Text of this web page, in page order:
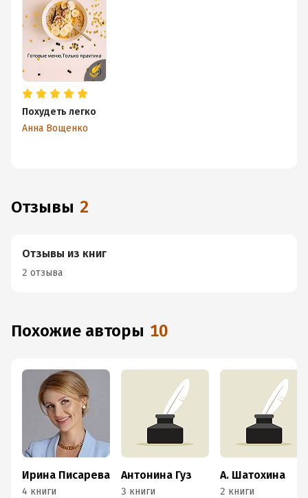
Похудеть легко
Анна Вощенко
Отзывы 2
Отзывы из книг
2 отзыва
Похожие авторы 10
Ирина Писарева
4 книги
Антонина Гуз
3 книги
А. Шатохина
2 книги